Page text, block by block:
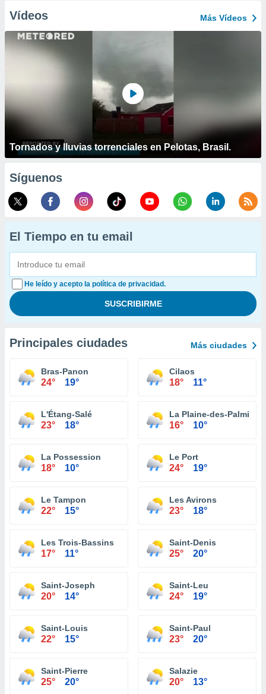
Vídeos Más Vídeos
Tornados y lluvias torrenciales en Pelotas, Brasil.
Síguenos
El Tiempo en tu email
He leído y acepto la política de privacidad.
Principales ciudades Más ciudades
Bras-Panon
24° 19°
Cilaos
18° 11°
L'Étang-Salé
23° 18°
La Plaine-des-Palmistes
16° 10°
La Possession
18° 10°
Le Port
24° 19°
Le Tampon
22° 15°
Les Avirons
23° 18°
Les Trois-Bassins
17° 11°
Saint-Denis
25° 20°
Saint-Joseph
20° 14°
Saint-Leu
24° 19°
Saint-Louis
22° 15°
Saint-Paul
23° 20°
Saint-Pierre
25° 20°
Salazie
20° 13°